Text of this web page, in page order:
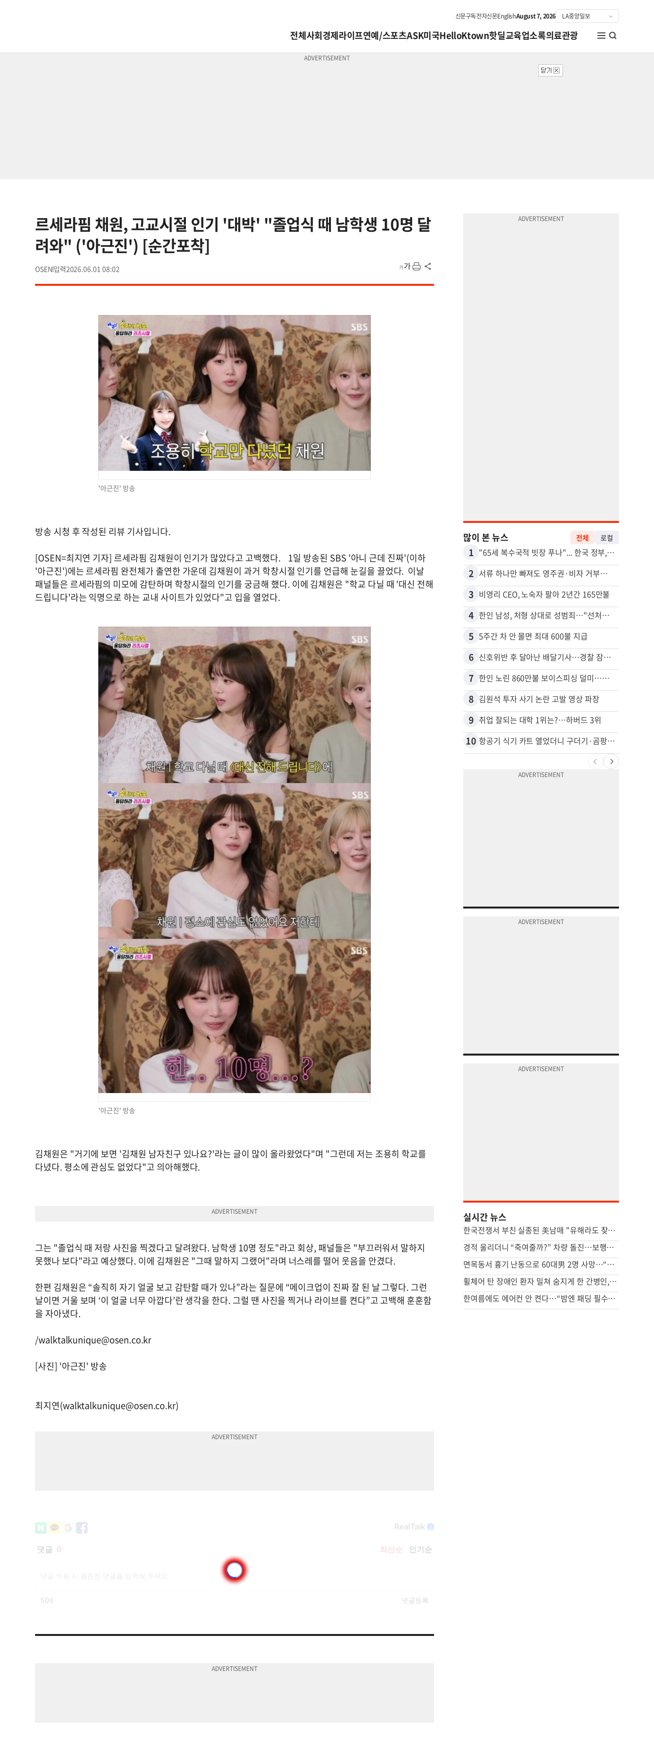
신문구독전자신문EnglishAugust 7, 2026
전체사회경제라이프연예/스포츠ASK미국HelloKtown핫딜교육업소록의료관광
르세라핌 채원, 고교시절 인기 '대박' "졸업식 때 남학생 10명 달
려와" ('아근진') [순간포착]
OSEN 2026.06.01 08:02
'아근진' 방송
방송 시청 후 작성된 리뷰 기사입니다.
[OSEN=최지연 기자] 르세라핌 김채원이 인기가 많았다고 고백했다. 1일 방송된 SBS '아니 근데 진짜'(이하
'아근진')에는 르세라핌 완전체가 출연한 가운데 김채원이 과거 학창시절 인기를 언급해 눈길을 끌었다. 이날
패널들은 르세라핌의 미모에 감탄하며 학창시절의 인기를 궁금해 했다. 이에 김채원은 "학교 다닐 때 '대신 전해
드립니다'라는 익명으로 하는 교내 사이트가 있었다"고 입을 열었다.
'아근진' 방송
김채원은 "거기에 보면 '김채원 남자친구 있나요?'라는 글이 많이 올라왔었다"며 "그런데 저는 조용히 학교를
다녔다. 평소에 관심도 없었다"고 의아해했다.
그는 "졸업식 때 저랑 사진을 찍겠다고 달려왔다. 남학생 10명 정도"라고 회상, 패널들은 "부끄러워서 말하지
못했나 보다"라고 예상했다. 이에 김채원은 "그때 말하지 그랬어"라며 너스레를 떨어 웃음을 안겼다.
한편 김채원은 “솔직히 자기 얼굴 보고 감탄할 때가 있나”라는 질문에 “메이크업이 진짜 잘 된 날 그렇다. 그런
날이면 거울 보며 ‘이 얼굴 너무 아깝다’란 생각을 한다. 그럴 땐 사진을 찍거나 라이브를 켠다”고 고백해 훈훈함
을 자아냈다.
/walktalkunique@osen.co.kr
[사진] '아근진' 방송
최지연(walktalkunique@osen.co.kr)
많이 본 뉴스 전체 로컬
1 "65세 복수국적 빗장 푸나"... 한국 정부, 연령 완화 전면 추진
2 서류 하나만 빠져도 영주권·비자 거부…심사관 재량권 대폭 확대
3 비영리 CEO, 노숙자 팔아 2년간 165만불
4 한인 남성, 처형 상대로 성범죄…"선처해줬더니 배신자 취급"
5 5주간 차 안 몰면 최대 600불 지급
6 신호위반 후 달아난 배달기사…경찰 잠복해 잡고보니 ‘반전’
7 한인 노린 860만불 보이스피싱 덜미…영사관·한국 검찰 사칭
8 김원석 투자 사기 논란 고발 영상 파장
9 취업 잘되는 대학 1위는?…하버드 3위
10 항공기 식기 카트 열었더니 구더기·곰팡이…LAX 기내식 업체 논란
실시간 뉴스
한국전쟁서 부친 실종된 美남매 "유해라도 찾을 수 있다면…"
경적 울리더니 “죽여줄까?” 차량 돌진…보행자 덮쳤다
면목동서 흉기 난동으로 60대男 2명 사망…“지인 사이 추정”
휠체어 탄 장애인 환자 밀쳐 숨지게 한 간병인, 2심도 집유
한여름에도 에어컨 안 켠다…“밤엔 패딩 필수” 냉방도시 어디